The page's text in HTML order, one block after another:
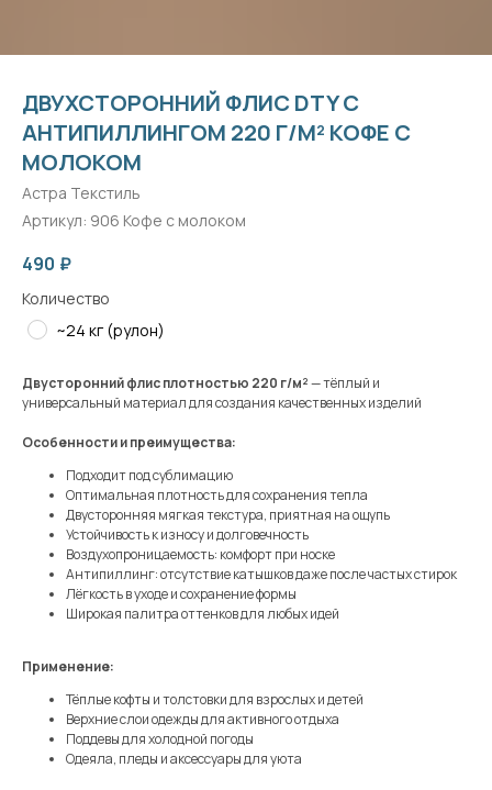
ДВУХСТОРОННИЙ ФЛИС DTY С
АНТИПИЛЛИНГОМ 220 Г/М² КОФЕ С
МОЛОКОМ
Астра Текстиль
Артикул: 906 Кофе с молоком
490 ₽
Количество
~24 кг (рулон)
Двусторонний флис плотностью 220 г/м²— тёплый и
универсальный материал для создания качественных изделий
Особенности и преимущества:
Подходит под сублимацию
Оптимальная плотность для сохранения тепла
Двусторонняя мягкая текстура, приятная на ощупь
Устойчивость к износу и долговечность
Воздухопроницаемость: комфорт при носке
Антипиллинг: отсутствие катышков даже после частых стирок
Лёгкость в уходе и сохранение формы
Широкая палитра оттенков для любых идей
Применение:
Тёплые кофты и толстовки для взрослых и детей
Верхние слои одежды для активного отдыха
Поддевы для холодной погоды
Одеяла, пледы и аксессуары для уюта